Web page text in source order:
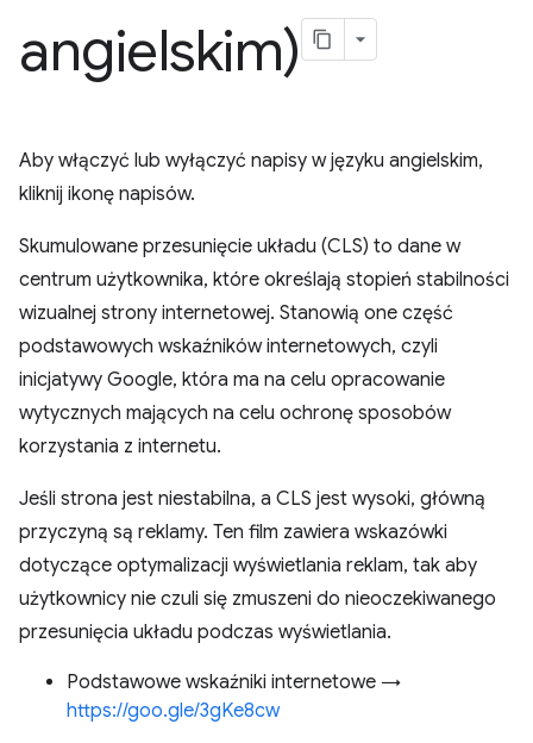
angielskim)
Aby włączyć lub wyłączyć napisy w języku angielskim,
kliknij ikonę napisów.
Skumulowane przesunięcie układu (CLS) to dane w
centrum użytkownika, które określają stopień stabilności
wizualnej strony internetowej. Stanowią one część
podstawowych wskaźników internetowych, czyli
inicjatywy Google, która ma na celu opracowanie
wytycznych mających na celu ochronę sposobów
korzystania z internetu.
Jeśli strona jest niestabilna, a CLS jest wysoki, główną
przyczyną są reklamy. Ten film zawiera wskazówki
dotyczące optymalizacji wyświetlania reklam, tak aby
użytkownicy nie czuli się zmuszeni do nieoczekiwanego
przesunięcia układu podczas wyświetlania.
Podstawowe wskaźniki internetowe →
https://goo.gle/3gKe8cw